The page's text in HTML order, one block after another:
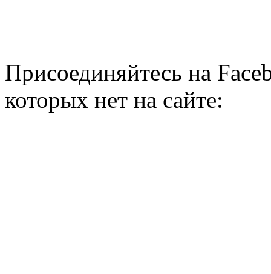
Присоединяйтесь на
которых нет на сайте: